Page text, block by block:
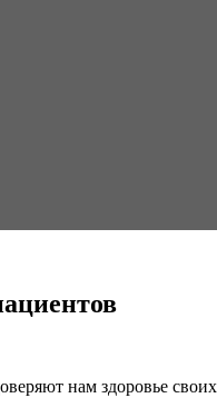
нам здоровье